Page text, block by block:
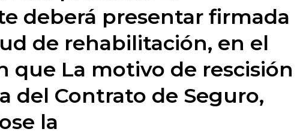
deberá presentar firmada
de rehabilitación, en el
que La motivo de rescisión
del Contrato de Seguro,
la